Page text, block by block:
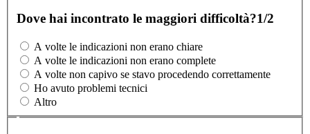
Dove hai incontrato le maggiori difficoltà?1/2
A volte le indicazioni non erano chiare
A volte le indicazioni non erano complete
A volte non capivo se stavo procedendo correttamente
Ho avuto problemi tecnici
Altro